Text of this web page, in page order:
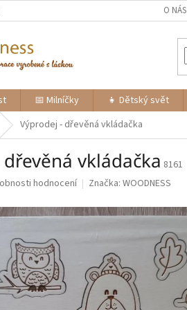
O NÁS
📅 Milníčky 👧 Dětský svět
Výprodej - dřevěná vkládačka
vkládačka 8161
hodnocení Značka: WOODNESS